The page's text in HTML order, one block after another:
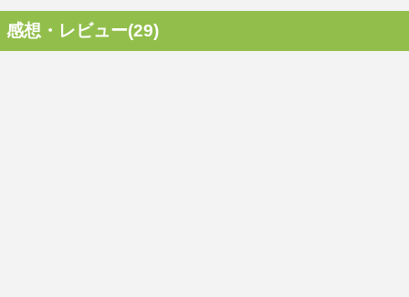
感想・レビュー(29)